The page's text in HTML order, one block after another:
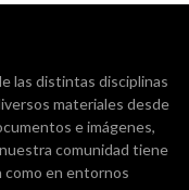
las distintas disciplinas
materiales desde
e imágenes,
comunidad tiene
como en entornos